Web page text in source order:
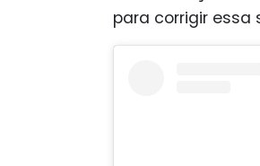
para corrigir essa